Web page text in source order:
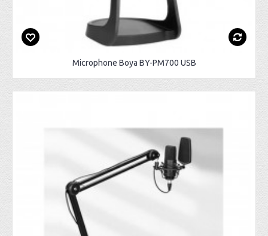
Microphone Boya BY-PM700 USB